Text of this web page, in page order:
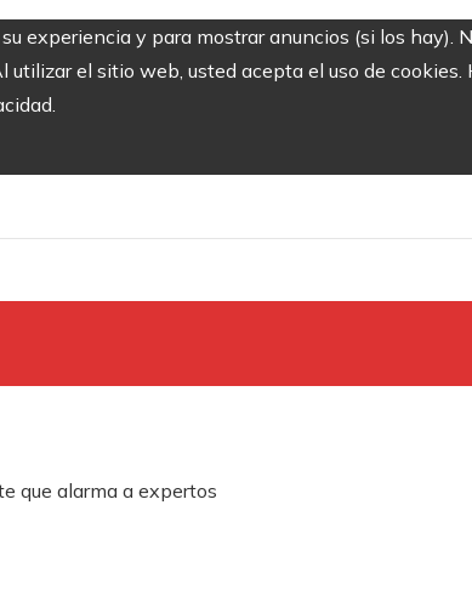
experiencia y para mostrar anuncios (si los hay).
utilizar el sitio web, usted acepta el uso de
que alarma a expertos